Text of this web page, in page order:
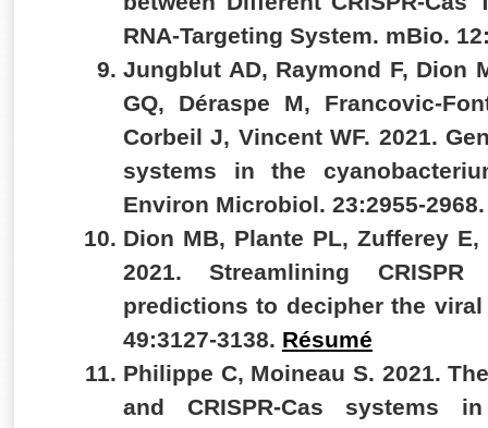
RNA-Targeting System. mBio.
Jungblut AD, Raymond F, Dion
GQ, Déraspe M, Francovic-
Corbeil J, Vincent WF. 2021.
systems in the
Environ Microbiol. 23:2955-
Dion MB, Plante PL, Zufferey
2021. Streamlining
predictions to decipher the
49:3127-3138. Résumé
Philippe C, Moineau S. 2021.
and CRISPR-Cas systems